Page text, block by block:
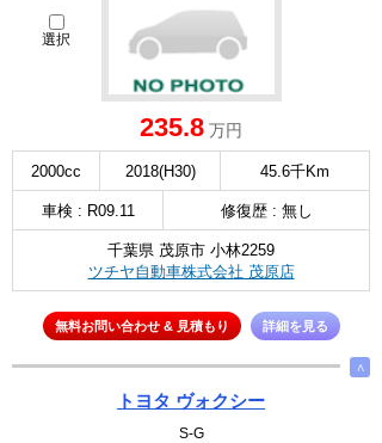
選択
235.8 万円
2000cc 2018(H30) 45.6千Km
車検 : R09.11 修復歴 : 無し
千葉県 茂原市 小林2259
ツチヤ自動車株式会社 茂原店
無料お問い合わせ & 見積もり 詳細を見る
∧
トヨタ ヴォクシー
S-G